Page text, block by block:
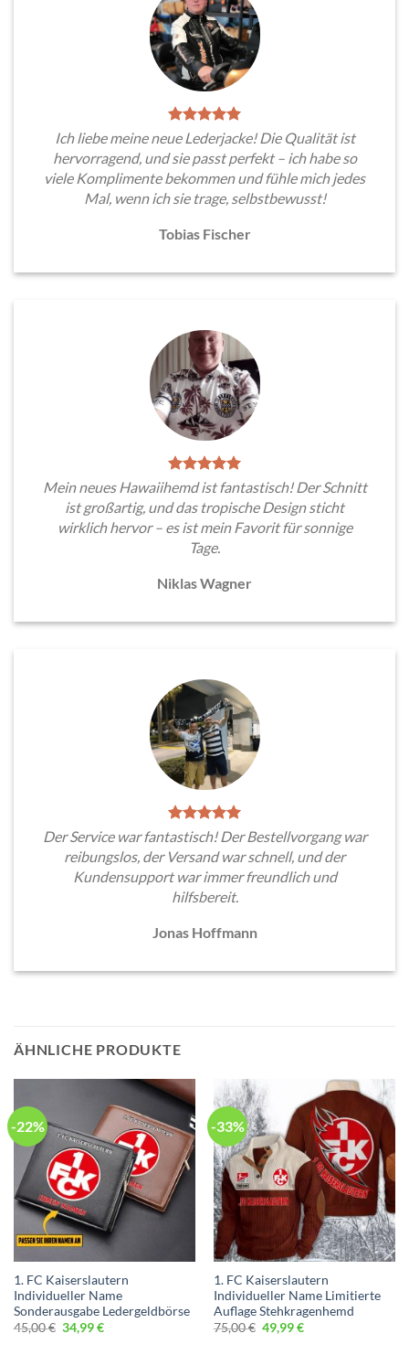
Ich liebe meine neue Lederjacke! Die Qualität ist
hervorragend, und sie passt perfekt – ich habe so
viele Komplimente bekommen und fühle mich jedes
Mal, wenn ich sie trage, selbstbewusst!
Tobias Fischer
Mein neues Hawaiihemd ist fantastisch! Der Schnitt
ist großartig, und das tropische Design sticht
wirklich hervor – es ist mein Favorit für sonnige
Tage.
Niklas Wagner
Der Service war fantastisch! Der Bestellvorgang war
reibungslos, der Versand war schnell, und der
Kundensupport war immer freundlich und
hilfsbereit.
Jonas Hoffmann
ÄHNLICHE PRODUKTE
-22%
1. FC Kaiserslautern
Individueller Name
Sonderausgabe Ledergeldbörse
45,00€ Ursprünglicher
Preis
34,99€Aktueller
-33%
1. FC Kaiserslautern
Individueller Name Limitierte
Auflage Stehkragenhemd
75,00€ Ursprünglicher
Preis
49,99€Aktueller